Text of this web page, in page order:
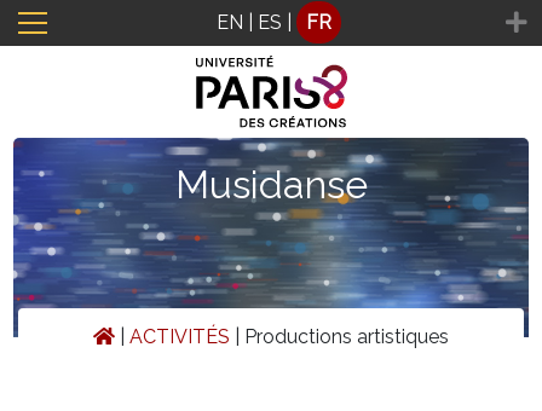
Panneau de gestion des cookies
EN ES FR
Musidanse
ACTIVITÉS Productions artistiques